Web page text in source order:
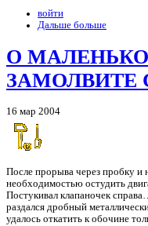
войти
Дальше больше
О
ЗАМОЛВИТЕ
16 мар 2004
После прорыва через пробку
необходимостью остудить
Постукивал клапаночек
раздался дробный
удалось откатить к обочине